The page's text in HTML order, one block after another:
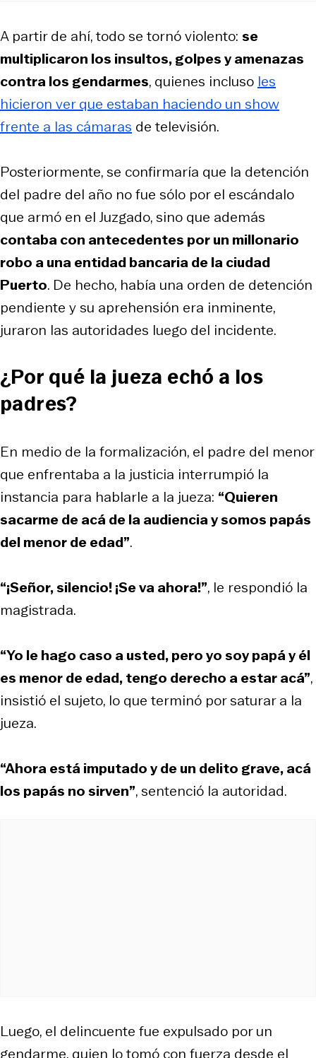
A partir de ahí, todo se tornó violento: se
multiplicaron los insultos, golpes y amenazas
contra los gendarmes, quienes incluso les
hicieron ver que estaban haciendo un show
frente a las cámaras de televisión.
Posteriormente, se confirmaría que la detención
del padre del año no fue sólo por el escándalo
que armó en el Juzgado, sino que además
contaba con antecedentes por un millonario
robo a una entidad bancaria de la ciudad
Puerto. De hecho, había una orden de detención
pendiente y su aprehensión era inminente,
juraron las autoridades luego del incidente.
¿Por qué la jueza echó a los
padres?
En medio de la formalización, el padre del menor
que enfrentaba a la justicia interrumpió la
instancia para hablarle a la jueza: “Quieren
sacarme de acá de la audiencia y somos papás
del menor de edad”.
“¡Señor, silencio! ¡Se va ahora!”, le respondió la
magistrada.
“Yo le hago caso a usted, pero yo soy papá y él
es menor de edad, tengo derecho a estar acá”,
insistió el sujeto, lo que terminó por saturar a la
jueza.
“Ahora está imputado y de un delito grave, acá
los papás no sirven”, sentenció la autoridad.
Luego, el delincuente fue expulsado por un
gendarme, quien lo tomó con fuerza desde el